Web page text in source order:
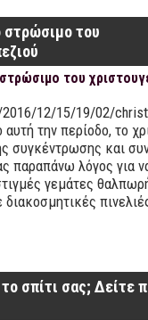
στρώσιμο του
12/15/19/02/
την περίοδο, το
συγκέντρωσης και
παραπάνω λόγος για
γεμάτες
σπίτι σας; Δείτε